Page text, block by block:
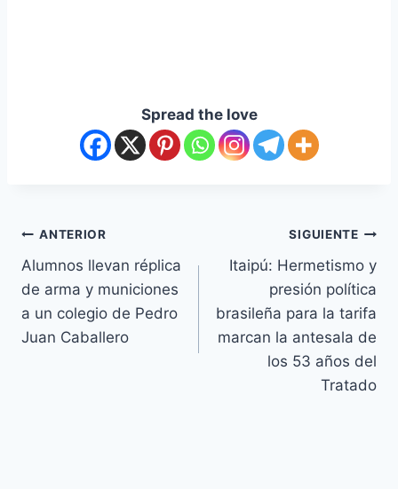
Spread the love
ANTERIOR
Alumnos llevan réplica
de arma y municiones
a un colegio de Pedro
Juan Caballero
SIGUIENTE
Itaipú: Hermetismo y
presión política
brasileña para la tarifa
marcan la antesala de
los 53 años del
Tratado